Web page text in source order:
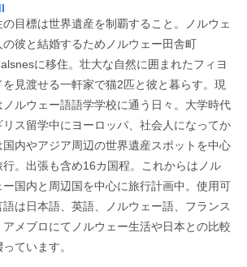
の目標は世界遺産を制覇すること。ノルウェ
の彼と結婚するためノルウェー田舎町
に移住。壮大な自然に囲まれたフィヨ
を見渡せる一軒家で猫2匹と彼と暮らす。現
ノルウェー語語学学校に通う日々。大学時代
リス留学中にヨーロッパ、社会人になってか
国内やアジア周辺の世界遺産スポットを中心
行。出張も含め16カ国程。これからはノル
ー国内と周辺国を中心に旅行計画中。使用可
語は日本語、英語、ノルウェー語、フランス
アメブロにてノルウェー生活や日本との比較
ています。